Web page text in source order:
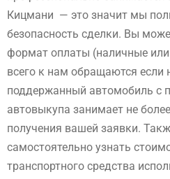
Кицмани — это значит мы
безопасность сделки. Вы
формат оплаты (наличные
всего к нам обращаются если
поддержанный автомобиль с
автовыкупа занимает не
получения вашей заявки.
самостоятельно узнать
транспортного средства